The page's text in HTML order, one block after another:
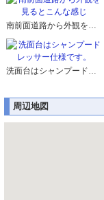
南前面道路から外観を見るとこんな感じ
洗面台はシャンプードレッサー仕様です。
周辺地図